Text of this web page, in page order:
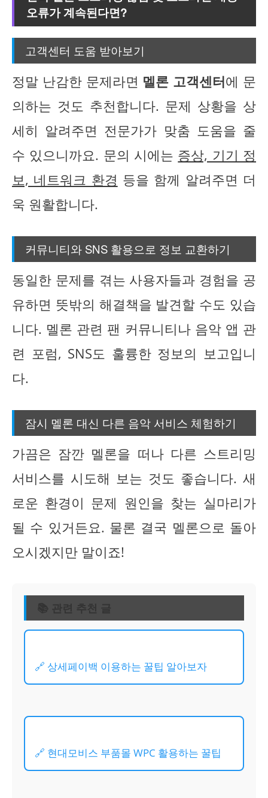
오류가 계속된다면?
고객센터 도움 받아보기
정말 난감한 문제라면 멜론 고객센터에 문
의하는 것도 추천합니다. 문제 상황을 상
세히 알려주면 전문가가 맞춤 도움을 줄
수 있으니까요. 문의 시에는 증상, 기기 정
보, 네트워크 환경 등을 함께 알려주면 더
욱 원활합니다.
커뮤니티와 SNS 활용으로 정보 교환하기
동일한 문제를 겪는 사용자들과 경험을 공
유하면 뜻밖의 해결책을 발견할 수도 있습
니다. 멜론 관련 팬 커뮤니티나 음악 앱 관
련 포럼, SNS도 훌륭한 정보의 보고입니
다.
잠시 멜론 대신 다른 음악 서비스 체험하기
가끔은 잠깐 멜론을 떠나 다른 스트리밍
서비스를 시도해 보는 것도 좋습니다. 새
로운 환경이 문제 원인을 찾는 실마리가
될 수 있거든요. 물론 결국 멜론으로 돌아
오시겠지만 말이죠!
📚 관련 추천 글
🔗 상세페이백 이용하는 꿀팁 알아보자
🔗 현대모비스 부품몰 WPC 활용하는 꿀팁